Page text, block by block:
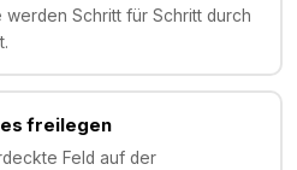
werden Schritt für Schritt durch
freilegen
Feld auf der